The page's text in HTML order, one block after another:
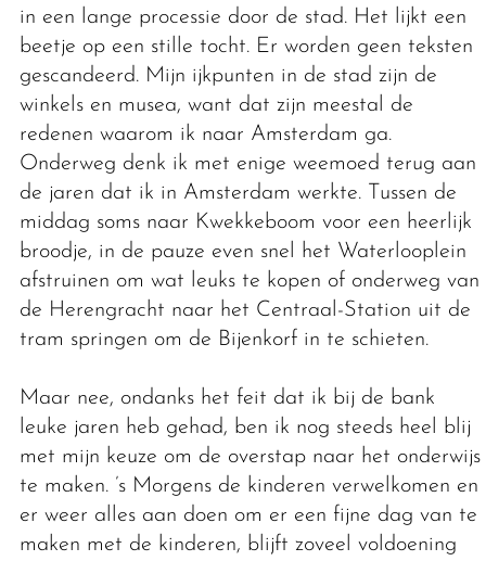
in een lange processie door de stad. Het lijkt een
beetje op een stille tocht. Er worden geen teksten
gescandeerd. Mijn ijkpunten in de stad zijn de
winkels en musea, want dat zijn meestal de
redenen waarom ik naar Amsterdam ga.
Onderweg denk ik met enige weemoed terug aan
de jaren dat ik in Amsterdam werkte. Tussen de
middag soms naar Kwekkeboom voor een heerlijk
broodje, in de pauze even snel het Waterlooplein
afstruinen om wat leuks te kopen of onderweg van
de Herengracht naar het Centraal-Station uit de
tram springen om de Bijenkorf in te schieten.
Maar nee, ondanks het feit dat ik bij de bank
leuke jaren heb gehad, ben ik nog steeds heel blij
met mijn keuze om de overstap naar het onderwijs
te maken. ’s Morgens de kinderen verwelkomen en
er weer alles aan doen om er een fijne dag van te
maken met de kinderen, blijft zoveel voldoening